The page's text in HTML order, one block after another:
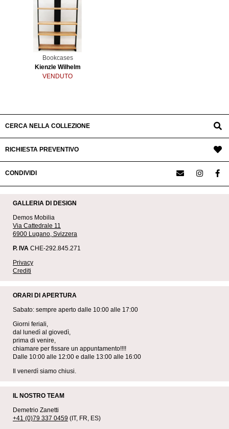
Bookcases
Kienzle Wilhelm
VENDUTO
CERCA NELLA COLLEZIONE
RICHIESTA PREVENTIVO
CONDIVIDI
GALLERIA DI DESIGN
Demos Mobilia
Via Cattedrale 11
6900 Lugano, Svizzera
P. IVA CHE-292.845.271
Privacy
Crediti
ORARI DI APERTURA
Sabato: sempre aperto dalle 10:00 alle 17:00
Giorni feriali,
dal lunedì al giovedì,
prima di venire,
chiamare per fissare un appuntamento!!!!
Dalle 10:00 alle 12:00 e dalle 13:00 alle 16:00
Il venerdì siamo chiusi.
IL NOSTRO TEAM
Demetrio Zanetti
+41 (0)79 337 0459 (IT, FR, ES)